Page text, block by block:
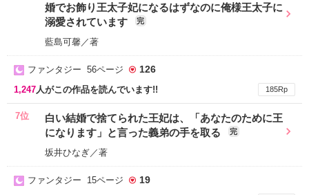
婚でお飾り王太子妃になるはずなのに俺様王太子に
溺愛されています
完
藍島可馨／著
ファンタジー 56ページ 126
1,247人がこの作品を読んでいます!! 185Rp
7位
白い結婚で捨てられた王妃は、「あなたのために王
になります」と言った義弟の手を取る
完
坂井ひなぎ／著
ファンタジー 15ページ 19